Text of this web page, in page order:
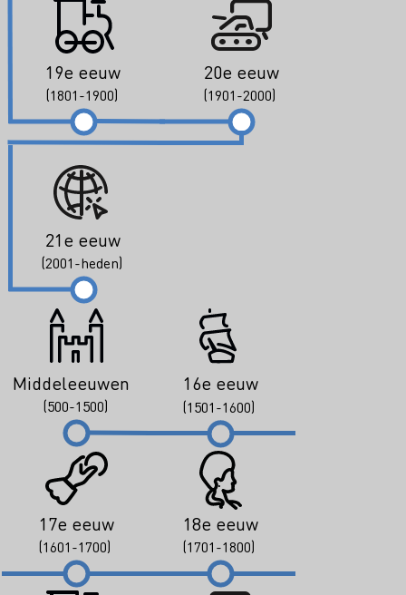
19e eeuw
(1801-1900)
20e eeuw
(1901-2000)
21e eeuw
(2001-heden)
Middeleeuwen
(500-1500)
16e eeuw
(1501-1600)
17e eeuw
(1601-1700)
18e eeuw
(1701-1800)